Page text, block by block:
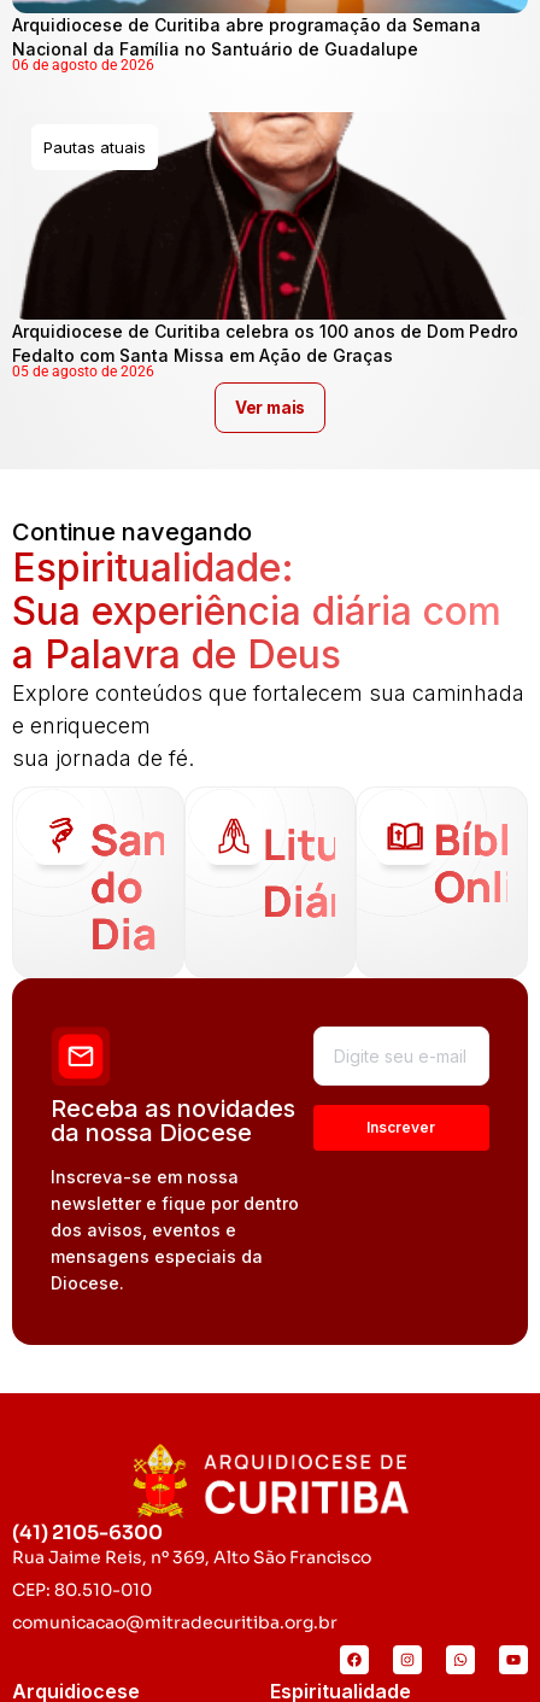
Arquidiocese de Curitiba abre programação da Semana
Nacional da Família no Santuário de Guadalupe
06 de agosto de 2026
Pautas atuais
Arquidiocese de Curitiba celebra os 100 anos de Dom Pedro
Fedalto com Santa Missa em Ação de Graças
05 de agosto de 2026
Ver mais
Continue navegando
Espiritualidade:
Sua experiência diária com
a Palavra de Deus
Explore conteúdos que fortalecem sua caminhada
e enriquecem
sua jornada de fé.
Santo
do
Dia
Liturgia
Diária
Receba as novidades
da nossa Diocese
Inscreva-se em nossa
newsletter e fique por dentro
dos avisos, eventos e
mensagens especiais da
Diocese.
(41) 2105-6300
Rua Jaime Reis, nº 369, Alto São Francisco
CEP: 80.510-010
comunicacao@mitradecuritiba.org.br
Arquidiocese Espiritualidade